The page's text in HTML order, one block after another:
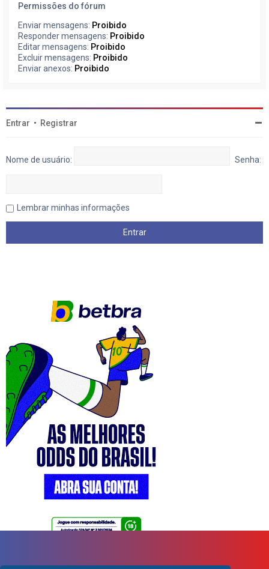
Permissões do fórum
Enviar mensagens: Proibido
Responder mensagens: Proibido
Editar mensagens: Proibido
Excluir mensagens: Proibido
Enviar anexos: Proibido
Entrar • Registrar
Nome de usuário: Senha:
Lembrar minhas informações